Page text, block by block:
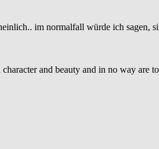
im normalfall würde ich sagen,
and beauty and in no way are